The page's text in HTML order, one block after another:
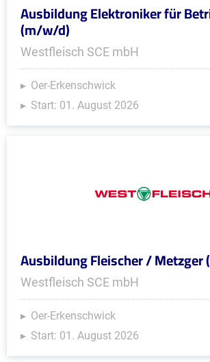
Ausbildung Elektroniker für
(m/w/d)
Westfleisch SCE mbH
Oer-Erkenschwick
Start: 01. August 2026
Ausbildung Fleischer /
Westfleisch SCE mbH
Oer-Erkenschwick
Start: 01. August 2026